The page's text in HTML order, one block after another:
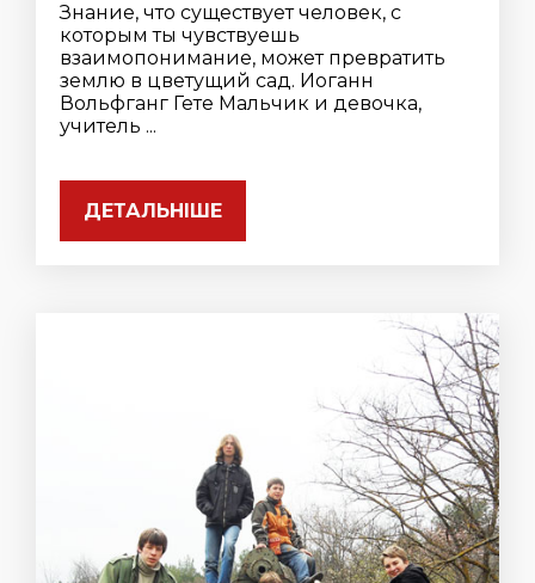
Знание, что существует человек, с
которым ты чувствуешь
взаимопонимание, может превратить
землю в цветущий сад. Иоганн
Вольфганг Гете Мальчик и девочка,
учитель ...
ДЕТАЛЬНІШЕ